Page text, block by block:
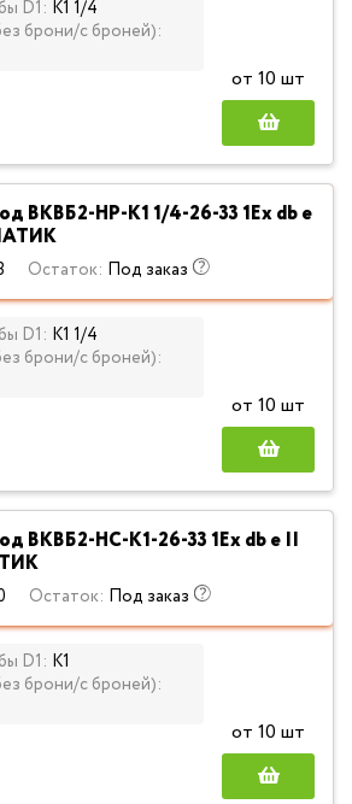
D1: К1 1/4
брони/с броней):
от 10 шт
ВКВБ2-НР-К1 1/4-26-33 1Ex db e
Остаток: Под заказ
D1: К1 1/4
брони/с броней):
от 10 шт
ВКВБ2-НС-К1-26-33 1Ex db e II
Остаток: Под заказ
D1: К1
брони/с броней):
от 10 шт